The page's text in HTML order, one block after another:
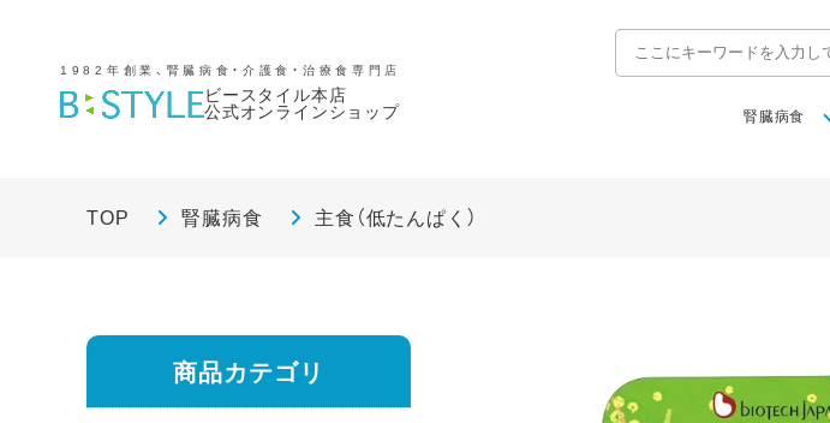
1982年創業、腎臓病食・介護食・治療食専門店
ビースタイル本店
公式オンラインショップ 腎臓病食
TOP 腎臓病食 主食（低たんぱく）
商品カテゴリ